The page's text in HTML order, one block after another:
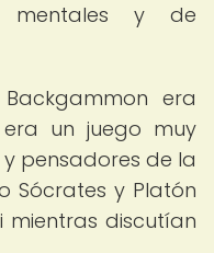
mentales y de
era
un juego muy
pensadores de la
Sócrates y Platón
discutían